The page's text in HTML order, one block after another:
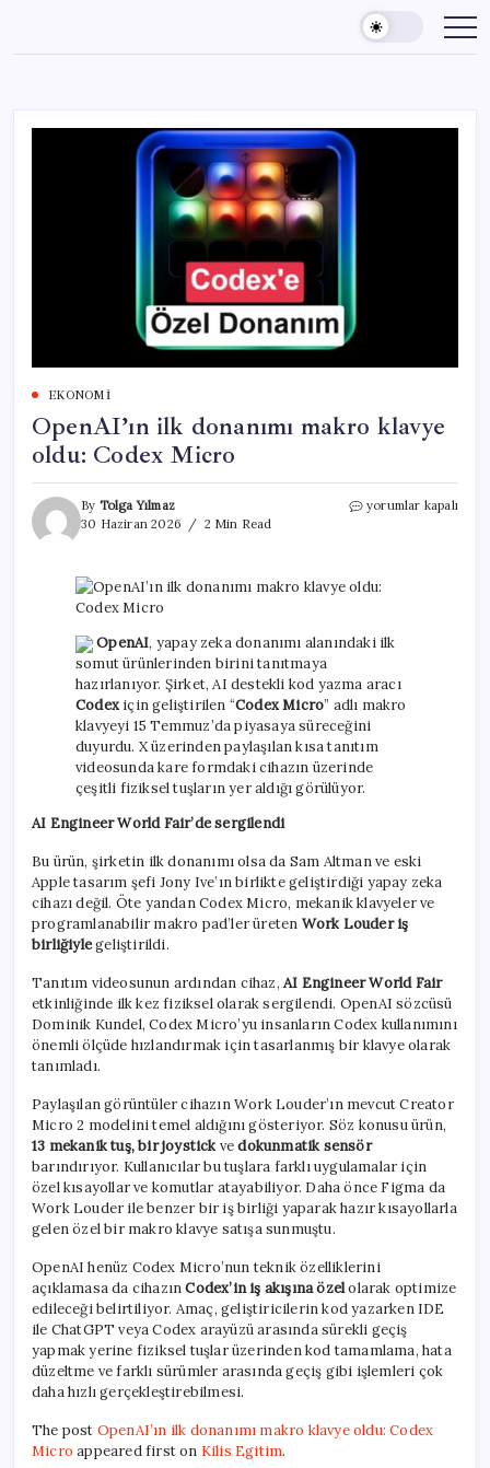
content
EKONOMI
OpenAI’ın ilk donanımı makro klavye
oldu: Codex Micro
By Tolga Yılmaz
30 Haziran 2026
2 Min Read
OpenAI’ın
klavye
Micro
yorumlar kapalı
OpenAI, yapay zeka donanımı alanındaki ilk
somut ürünlerinden birini tanıtmaya
hazırlanıyor. Şirket, AI destekli kod yazma aracı
Codexiçin geliştirilen “Codex Micro” adlı makro
klavyeyi 15 Temmuz’da piyasaya süreceğini
duyurdu. X üzerinden paylaşılan kısa tanıtım
videosunda kare formdaki cihazın üzerinde
çeşitli fiziksel tuşların yer aldığı görülüyor.
AI Engineer World Fair’de sergilendi
Bu ürün, şirketin ilk donanımı olsa da Sam Altman ve eski
Apple tasarım şefi Jony Ive’ın birlikte geliştirdiği yapay zeka
cihazı değil. Öte yandan Codex Micro, mekanik klavyeler ve
programlanabilir makro pad’ler üreten Work Louder iş
birliğiylegeliştirildi.
Tanıtım videosunun ardından cihaz, AI Engineer World Fair
etkinliğinde ilk kez fiziksel olarak sergilendi. OpenAI sözcüsü
Dominik Kundel, Codex Micro’yu insanların Codex kullanımını
önemli ölçüde hızlandırmak için tasarlanmış bir klavye olarak
tanımladı.
Paylaşılan görüntüler cihazın Work Louder’ın mevcut Creator
Micro 2 modelini temel aldığını gösteriyor. Söz konusu ürün,
13 mekanik tuş, bir joystick vedokunmatik sensör
barındırıyor. Kullanıcılar bu tuşlara farklı uygulamalar için
özel kısayollar ve komutlar atayabiliyor. Daha önce Figma da
Work Louder ile benzer bir iş birliği yaparak hazır kısayollarla
gelen özel bir makro klavye satışa sunmuştu.
OpenAI henüz Codex Micro’nun teknik özelliklerini
açıklamasa da cihazınCodex’in iş akışına özelolarak optimize
edileceği belirtiliyor. Amaç, geliştiricilerin kod yazarken IDE
ile ChatGPT veya Codex arayüzü arasında sürekli geçiş
yapmak yerine fiziksel tuşlar üzerinden kod tamamlama, hata
düzeltme ve farklı sürümler arasında geçiş gibi işlemleri çok
daha hızlı gerçekleştirebilmesi.
The post OpenAI’ın ilk donanımı makro klavye oldu: Codex
Micro appeared first on Kilis Egitim.